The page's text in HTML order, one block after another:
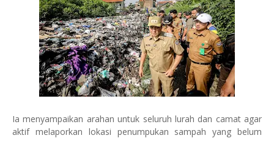
Ia menyampaikan arahan untuk seluruh lurah dan camat agar
aktif melaporkan lokasi penumpukan sampah yang belum